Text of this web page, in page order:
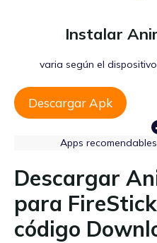
Instalar
varia según el
Descargar Apk
Facebook
Apps
Descargar
para
código